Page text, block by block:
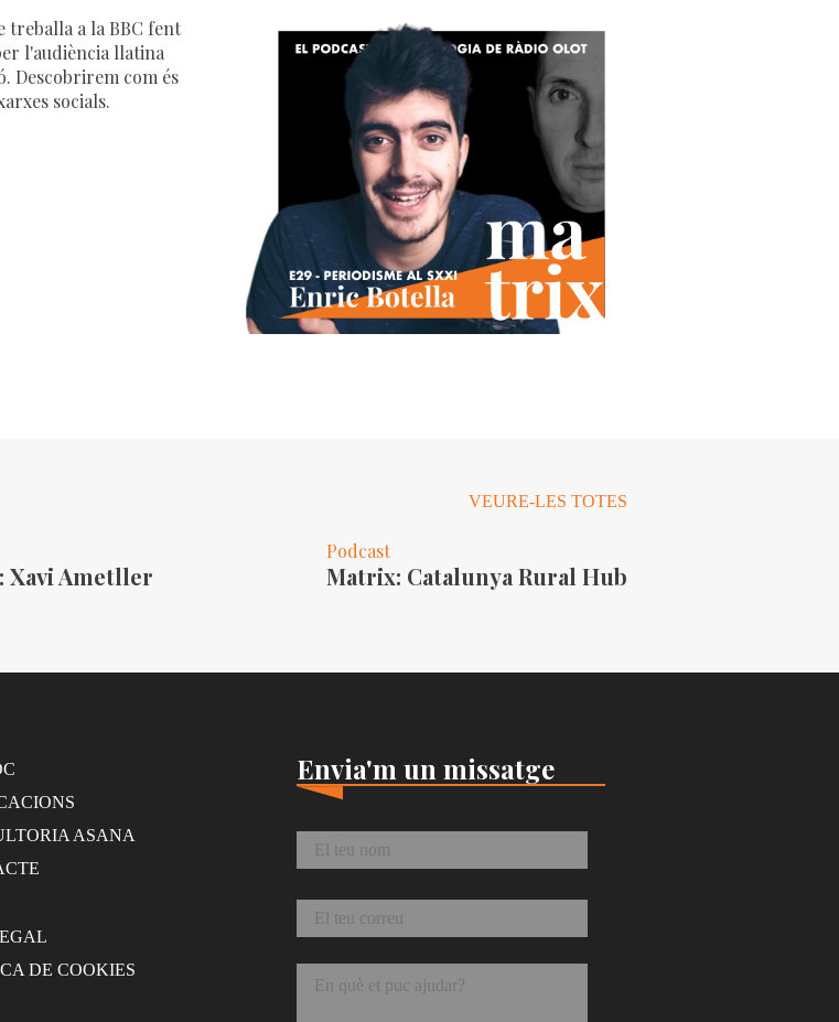
treballa a la BBC fent
l'audiència llatina
Descobrirem com és
socials.
VEURE-LES TOTES
Xavi Ametller
Podcast
Matrix: Catalunya Rural Hub
ASANA
DE COOKIES
Envia'm un missatge
Nom *
Correu *
Missatge *